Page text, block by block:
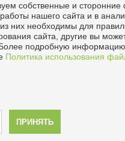
на продажу в Кальп
конфиденциальности
собственные и
нашего сайта и в
них необходимы для
сайта, другие вы
Более подробную
Политика использования